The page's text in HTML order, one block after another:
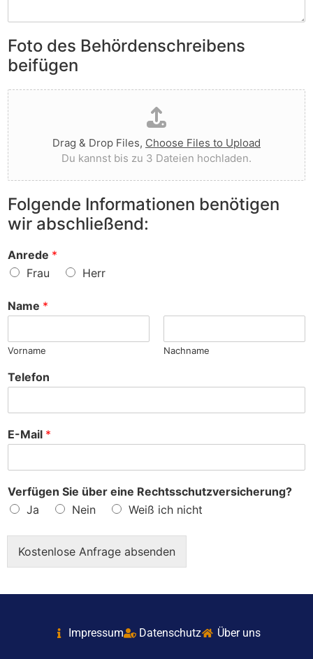
v
o
r
g
e
w
o
r
f
e
n
?
l
i
e
t
I
h
n
e
n
v
o
r
?
e
A
n
e
r
k
u
n
g
e
n
z
u
S
a
c
e
Foto des Behördenschreibens
beifügen
D
a
t
e
i
h
o
h
l
d
e
n
Drag & Drop Files, Choose Files to Upload
Du kannst bis zu 3 Dateien hochladen.
Folgende Informationen benötigen
wir abschließend:
Anrede *
Frau
Herr
Name *
Vorname Nachname
Telefon
E-Mail *
Verfügen Sie über eine Rechtsschutzversicherung?
Ja
Nein Weiß ich nicht
Kostenlose Anfrage absenden
Impressum Datenschutz Über uns